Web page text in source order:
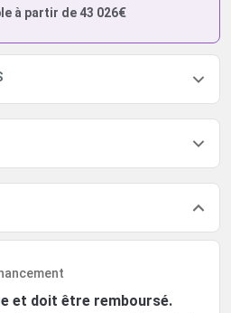
à partir de43 026€
et doit être remboursé.